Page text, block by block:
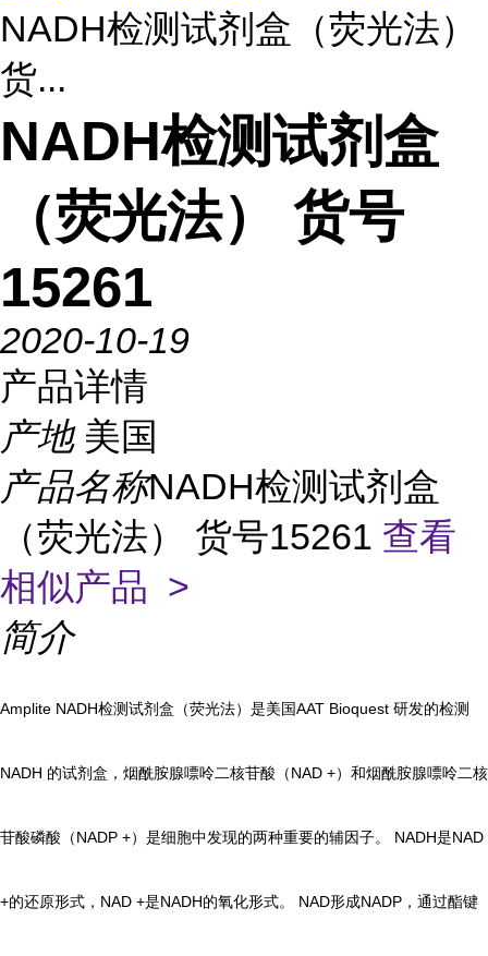
NADH检测试剂盒（荧光法）
货...
NADH检测试剂盒
（荧光法） 货号
15261
2020-10-19
产品详情
产地 美国
产品名称NADH检测试剂盒
（荧光法） 货号15261 查看
相似产品 >
简介
Amplite NADH检测试剂盒（荧光法）是美国AAT Bioquest 研发的检测
NADH 的试剂盒，烟酰胺腺嘌呤二核苷酸（NAD +）和烟酰胺腺嘌呤二核
苷酸磷酸（NADP +）是细胞中发现的两种重要的辅因子。 NADH是NAD
+的还原形式，NAD +是NADH的氧化形式。 NAD形成NADP，通过酯键